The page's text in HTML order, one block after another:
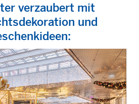
verzaubert mit
und